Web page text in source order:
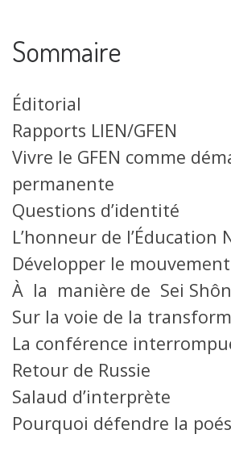
Sommaire
Éditorial
Rapports LIEN/GFEN
Vivre le GFEN comme
permanente
Questions d’identité
L’honneur de l’Éducation
Développer le mouvement
À la manière de Sei
Sur la voie de la
La conférence
Retour de Russie
Salaud d’interprète
Pourquoi défendre la